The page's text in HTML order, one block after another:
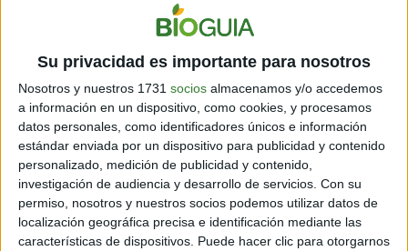
Su privacidad es importante para nosotros
Nosotros y nuestros 1731 socios almacenamos y/o accedemos
a información en un dispositivo, como cookies, y procesamos
datos personales, como identificadores únicos e información
estándar enviada por un dispositivo para publicidad y contenido
personalizado, medición de publicidad y contenido,
investigación de audiencia y desarrollo de servicios. Con su
permiso, nosotros y nuestros socios podemos utilizar datos de
localización geográfica precisa e identificación mediante las
características de dispositivos. Puede hacer clic para otorgarnos
6. GRILLO ARCOIRIS
7. PETIRROJO ROSADO